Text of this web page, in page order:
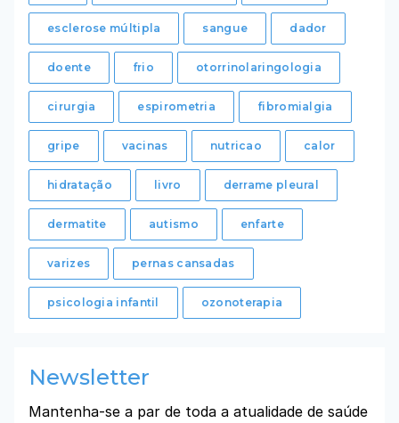
esclerose múltipla sangue dador
doente frio otorrinolaringologia
cirurgia espirometria fibromialgia
gripe vacinas nutricao calor
hidratação livro derrame pleural
dermatite autismo enfarte
varizes pernas cansadas
psicologia infantil ozonoterapia
Newsletter
Mantenha-se a par de toda a atualidade de saúde